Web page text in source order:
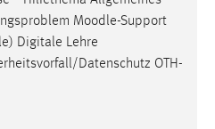
Moodle-Support
) Digitale Lehre
Datenschutz OTH-